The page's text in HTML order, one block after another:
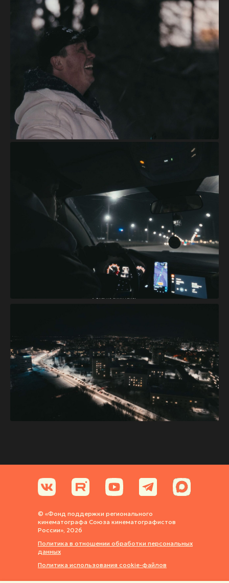
© «Фонд поддержки регионального
кинематографа Союза кинематографистов
России», 2026
Политика в отношении обработки персональных
данных
Политика использования cookie-файлов